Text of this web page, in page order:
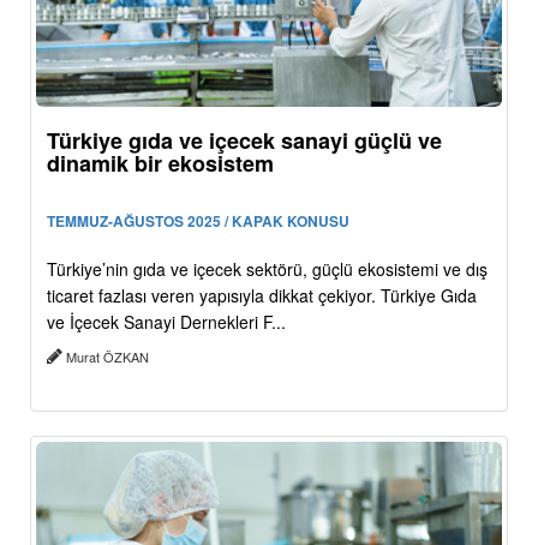
Türkiye gıda ve içecek sanayi güçlü ve
dinamik bir ekosistem
TEMMUZ-AĞUSTOS 2025 / KAPAK KONUSU
Türkiye’nin gıda ve içecek sektörü, güçlü ekosistemi ve dış
ticaret fazlası veren yapısıyla dikkat çekiyor. Türkiye Gıda
ve İçecek Sanayi Dernekleri F...
Murat ÖZKAN